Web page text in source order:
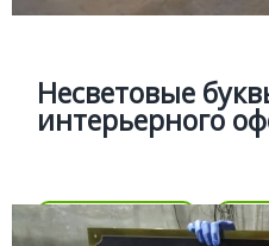
Несветовые
интерьерного
Подробней
материалов пвх,